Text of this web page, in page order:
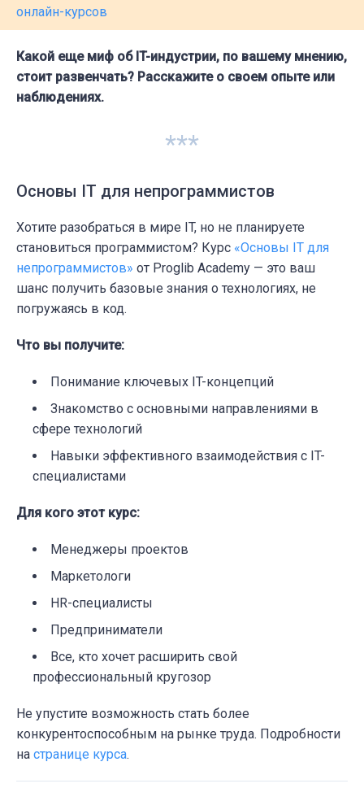
онлайн-курсов
Какой еще миф об IT-индустрии, по вашему мнению,
стоит развенчать? Расскажите о своем опыте или
наблюдениях.
***
Основы IT для непрограммистов
Хотите разобраться в мире IT, но не планируете
становиться программистом? Курс «Основы IT для
непрограммистов» от Proglib Academy — это ваш
шанс получить базовые знания о технологиях, не
погружаясь в код.
Что вы получите:
Понимание ключевых IT-концепций
Знакомство с основными направлениями в
сфере технологий
Навыки эффективного взаимодействия с IT-
специалистами
Для кого этот курс:
Менеджеры проектов
Маркетологи
HR-специалисты
Предприниматели
Все, кто хочет расширить свой
профессиональный кругозор
Не упустите возможность стать более
конкурентоспособным на рынке труда. Подробности
на странице курса.